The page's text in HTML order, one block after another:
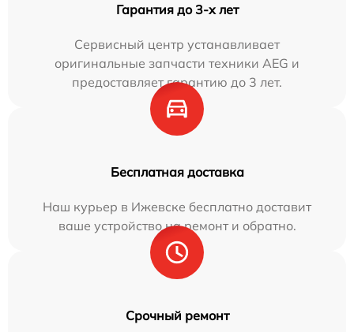
Гарантия до 3-х лет
Сервисный центр устанавливает
оригинальные запчасти техники AEG и
предоставляет гарантию до 3 лет.
Бесплатная доставка
Наш курьер в Ижевске бесплатно доставит
ваше устройство на ремонт и обратно.
Срочный ремонт